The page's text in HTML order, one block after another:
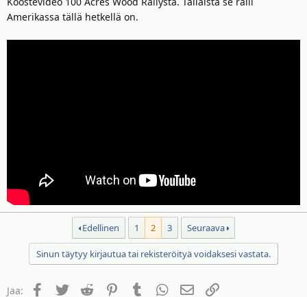
Amerikassa tällä hetkellä on.
Edellinen 1 2 3 Seuraava
Sinun täytyy kirjautua tai rekisteröityä voidaksesi vastata.
Jaa: Facebook
TwitterReddit PinterestTumblrWhatsAppSähköposti
Linkki